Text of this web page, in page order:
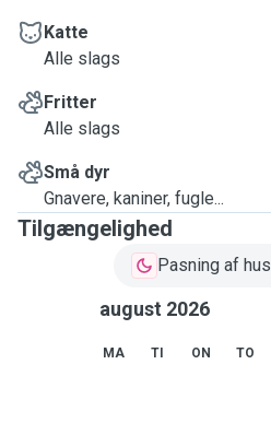
Katte
Alle slags
Fritter
Alle slags
Små dyr
Gnavere, kaniner, fugle...
Tilgængelighed
Pasning af hus
august 2026
MA TI ON TO